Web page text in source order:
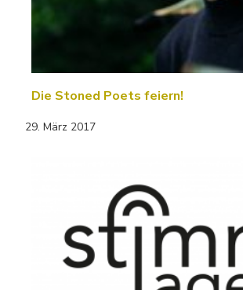
Die Stoned Poets feiern!
29. März 2017